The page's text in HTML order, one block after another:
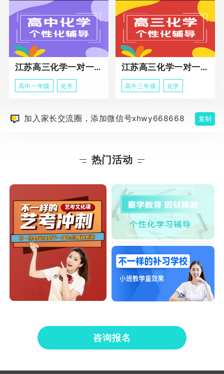
江苏高三化学一对一个性化辅导
高中一年级 化学
江苏高三化学一对一冲刺辅导课程
高中三年级 化学
加入家长交流圈，添加微信号xhwy668668 复制
热门活动
咨询报名